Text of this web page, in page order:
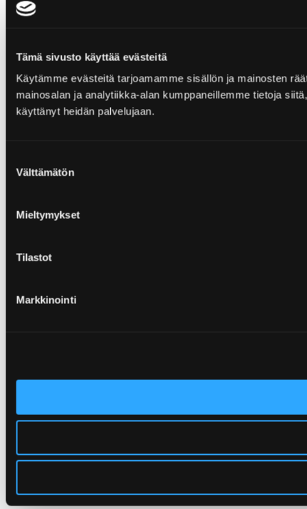
Tämä sivusto käyttää evästeitä
Käytämme evästeitä tarjoamamme sisällön ja mainosten
mainosalan ja analytiikka-alan kumppaneillemme tietoja
käyttänyt heidän palvelujaan.
valinta
Välttämätön
Mieltymykset
Tilastot
Markkinointi